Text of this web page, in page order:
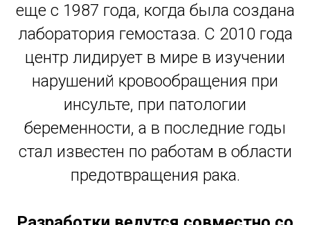
еще с 1987 года, когда была создана
лаборатория гемостаза. С 2010 года
центр лидирует в мире в изучении
нарушений кровообращения при
инсульте, при патологии
беременности, а в последние годы
стал известен по работам в области
предотвращения рака.